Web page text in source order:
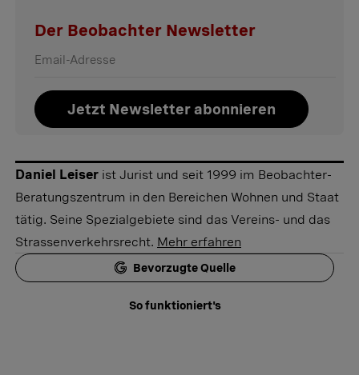
Der Beobachter Newsletter
Jetzt Newsletter abonnieren
Daniel Leiser ist Jurist und seit 1999 im Beobachter-
Beratungszentrum in den Bereichen Wohnen und Staat
tätig. Seine Spezialgebiete sind das Vereins- und das
Strassenverkehrsrecht. Mehr erfahren
Bevorzugte Quelle
So funktioniert's